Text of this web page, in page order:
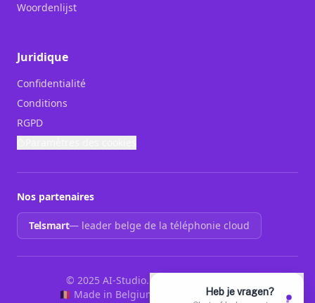
Woordenlijst
Juridique
Confidentialité
Conditions
RGPD
Nos partenaires
Telsmart— leader belge de la téléphonie cloud
© 2025 AI-Studio. Tous droits réservés.
🇧🇪 Made in Belgium
Hannah est en ligne